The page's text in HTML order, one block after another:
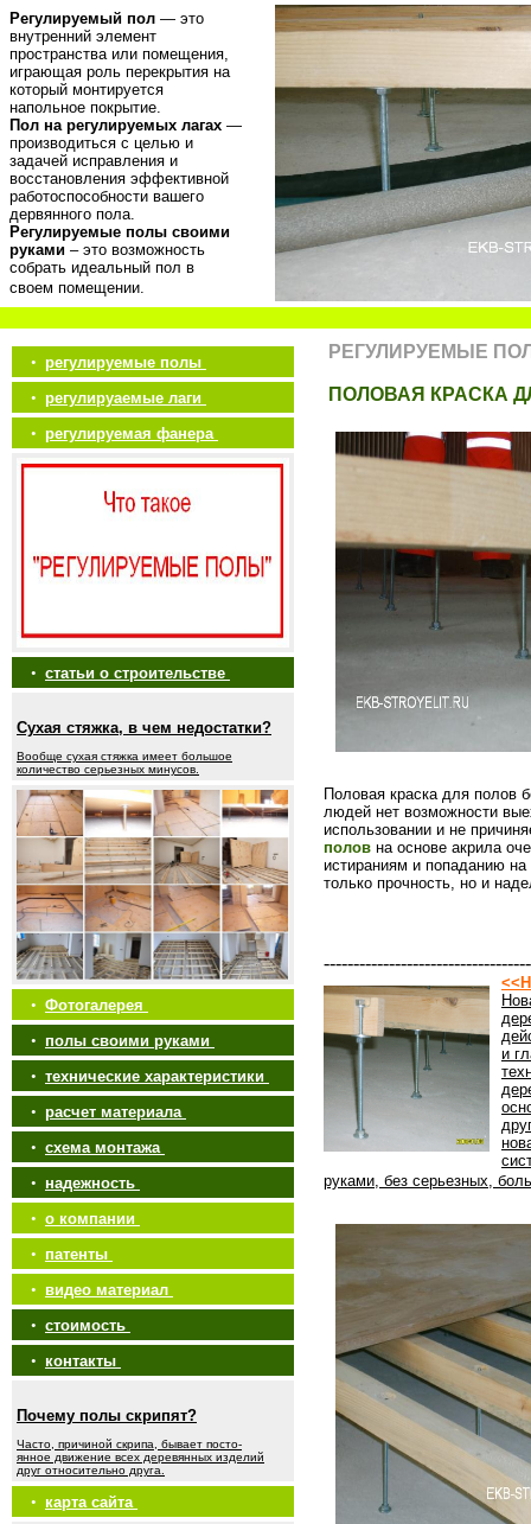
Регулируемый пол — это
внутренний элемент
пространства или помещения,
играющая роль перекрытия на
который монтируется
напольное покрытие.
Пол на регулируемых лагах —
производиться с целью и
задачей исправления и
восстановления эффективной
работоспособности вашего
дервянного пола.
Регулируемые полы своими
руками – это возможность
собрать идеальный пол в
своем помещении.
• регулируемые полы
• регулируаемые лаги
• регулируемая фанера
• статьи о строительстве
Сухая стяжка, в чем недостатки?
Вообще сухая стяжка имеет большое
количество серьезных минусов.
• Фотогалерея
• полы своими руками
• технические характеристики
• расчет материала
• схема монтажа
• надежность
• о компании
• патенты
• видео материал
• стоимость
• контакты
Почему полы скрипят?
Часто, причиной скрипа, бывает посто-
янное движение всех деревянных изделий
друг относительно друга.
• карта сайта
РЕГУЛИРУЕМЫЕ
ПОЛОВАЯ КРАСКА
Половая краска для полов
людей нет возможности
использовании и не
полов на основе акрила
истираниям и попаданию
только прочность, но и
и
руками, без серьезных,